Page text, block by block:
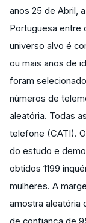
anos 25 de Abril,
Portuguesa entre
universo alvo é
ou mais anos de
foram
números de
aleatória. Todas
telefone (CATI).
do estudo e
obtidos 1199
mulheres. A
amostra aleatória